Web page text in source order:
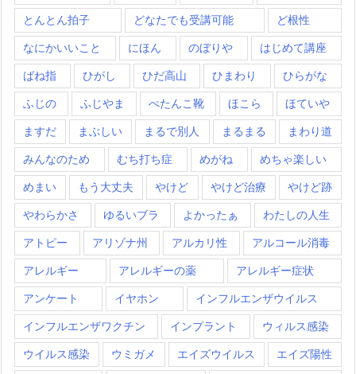
とんとん拍子 どなたでも受講可能 ど根性
なにかいいこと にほん のぼりや はじめて講座
ばね指 ひがし ひだ高山 ひまわり ひらがな
ふじの ふじやま ぺたんこ靴 ほこら ほていや
ますだ まぶしい まるで別人 まるまる まわり道
みんなのため むち打ち症 めがね めちゃ楽しい
めまい もう大丈夫 やけど やけど治療 やけど跡
やわらかさ ゆるいブラ よかったぁ わたしの人生
アトピー アリゾナ州 アルカリ性 アルコール消毒
アレルギー アレルギーの薬 アレルギー症状
アンケート イヤホン インフルエンザウイルス
インフルエンザワクチン インプラント ウィルス感染
ウイルス感染 ウミガメ エイズウイルス エイズ陽性